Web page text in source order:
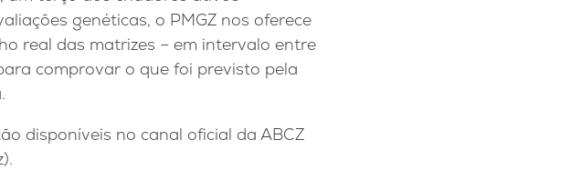
genéticas, o PMGZ nos oferece
real das matrizes – em intervalo entre
comprovar o que foi previsto pela
disponíveis no canal oficial da ABCZ